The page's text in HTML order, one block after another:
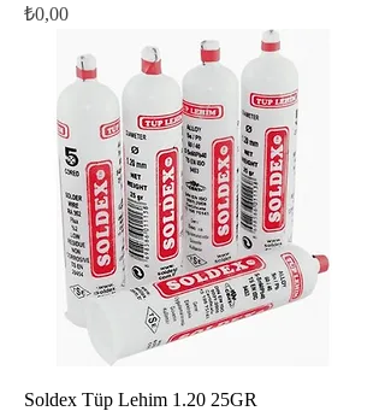
Fiyat
₺0,00
Soldex Tüp Lehim 1.20 25GR